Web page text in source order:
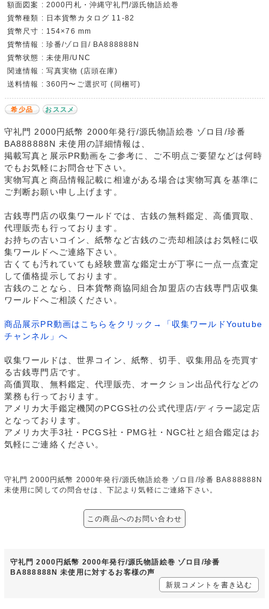
額面図案 : 2000円札・沖縄守礼門/源氏物語絵巻
貨幣種類 : 日本貨幣カタログ 11-82
貨幣尺寸 : 154×76 mm
貨幣情報 : 珍番/ゾロ目/ BA888888N
貨幣状態 : 未使用/UNC
関連情報 : 写真実物 (店頭在庫)
送料情報 : 360円〜ご選択可 (同梱可)
希少品 おススメ
守礼門 2000円紙幣 2000年発行/源氏物語絵巻 ゾロ目/珍番
BA888888N 未使用の詳細情報は、
掲載写真と展示PR動画をご参考に、ご不明点ご要望などは何時
でもお気軽にお問合せ下さい。
実物写真と商品情報記載に相違がある場合は実物写真を基準に
ご判断お願い申し上げます。
古銭専門店の収集ワールドでは、古銭の無料鑑定、高価買取、
代理販売も行っております。
お持ちの古いコイン、紙幣など古銭のご売却相談はお気軽に収
集ワールドへご連絡下さい。
古くても汚れていても経験豊富な鑑定士が丁寧に一点一点査定
して価格提示しております。
古銭のことなら、日本貨幣商協同組合加盟店の古銭専門店収集
ワールドへご相談ください。
商品展示PR動画はこちらをクリック→「収集ワールドYoutube
チャンネル」へ
収集ワールドは、世界コイン、紙幣、切手、収集用品を売買す
る古銭専門店です。
高価買取、無料鑑定、代理販売、オークション出品代行などの
業務も行っております。
アメリカ大手鑑定機関のPCGS社の公式代理店/ディラー認定店
となっております。
アメリカ大手3社・PCGS社・PMG社・NGC社と組合鑑定はお
気軽にご連絡ください。
守礼門 2000円紙幣 2000年発行/源氏物語絵巻 ゾロ目/珍番 BA888888N
未使用に関しての問合せは、下記より気軽にご連絡下さい。
この商品へのお問い合わせ
守礼門 2000円紙幣 2000年発行/源氏物語絵巻 ゾロ目/珍番
BA888888N 未使用に対するお客様の声
新規コメントを書き込む